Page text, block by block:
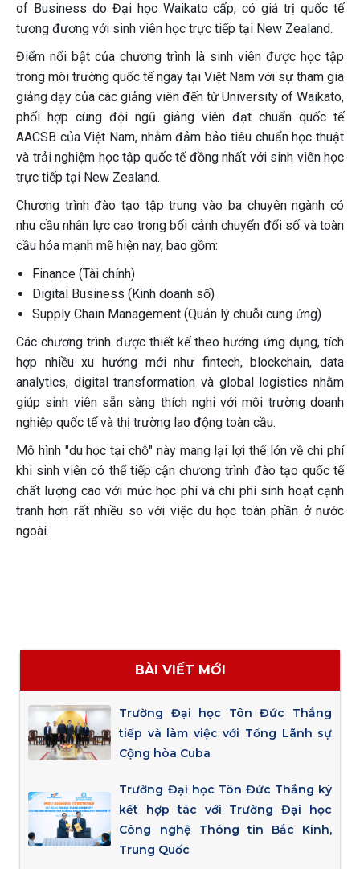
of Business do Đại học Waikato cấp, có giá trị quốc tế
tương đương với sinh viên học trực tiếp tại New Zealand.
Điểm nổi bật của chương trình là sinh viên được học tập
trong môi trường quốc tế ngay tại Việt Nam với sự tham gia
giảng dạy của các giảng viên đến từ University of Waikato,
phối hợp cùng đội ngũ giảng viên đạt chuẩn quốc tế
AACSB của Việt Nam, nhằm đảm bảo tiêu chuẩn học thuật
và trải nghiệm học tập quốc tế đồng nhất với sinh viên học
trực tiếp tại New Zealand.
Chương trình đào tạo tập trung vào ba chuyên ngành có
nhu cầu nhân lực cao trong bối cảnh chuyển đổi số và toàn
cầu hóa mạnh mẽ hiện nay, bao gồm:
Finance (Tài chính)
Digital Business (Kinh doanh số)
Supply Chain Management (Quản lý chuỗi cung ứng)
Các chương trình được thiết kế theo hướng ứng dụng, tích
hợp nhiều xu hướng mới như fintech, blockchain, data
analytics, digital transformation và global logistics nhằm
giúp sinh viên sẵn sàng thích nghi với môi trường doanh
nghiệp quốc tế và thị trường lao động toàn cầu.
Mô hình "du học tại chỗ" này mang lại lợi thế lớn về chi phí
khi sinh viên có thể tiếp cận chương trình đào tạo quốc tế
chất lượng cao với mức học phí và chi phí sinh hoạt cạnh
tranh hơn rất nhiều so với việc du học toàn phần ở nước
ngoài.
BÀI VIẾT MỚI
Trường Đại học Tôn Đức Thắng
tiếp và làm việc với Tổng Lãnh sự
Cộng hòa Cuba
Trường Đại học Tôn Đức Thắng ký
kết hợp tác với Trường Đại học
Công nghệ Thông tin Bắc Kinh,
Trung Quốc